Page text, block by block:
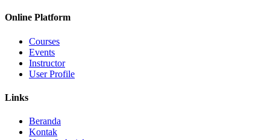
Online Platform
Courses
Events
Instructor
User Profile
Links
Beranda
Kontak